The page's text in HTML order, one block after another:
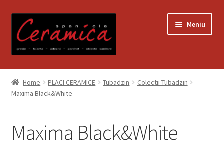
la
navigare
la
conținut
Meniu
Prima pagină
Blog
Home PLACI CERAMICE Tubadzin
Colectii Tubadzin
Maxima Black&White
Maxima Black&White